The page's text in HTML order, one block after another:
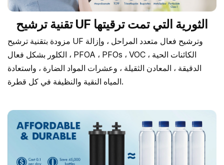
تقنية ترشيح UF الثورية التي تمت ترقيتها
مزودة بتقنية ترشيح UF وترشيح فعال متعدد المراحل ، وإزالة
الكلور بشكل فعال ، PFOA ، PFOs ، VOC ، الكائنات الحية
الدقيقة ، المعادن الثقيلة ، وعشرات المواد الضارة ، واستعادة
المياه النقية والنظيفة في كل قطرة.